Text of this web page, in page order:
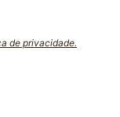
de privacidade.